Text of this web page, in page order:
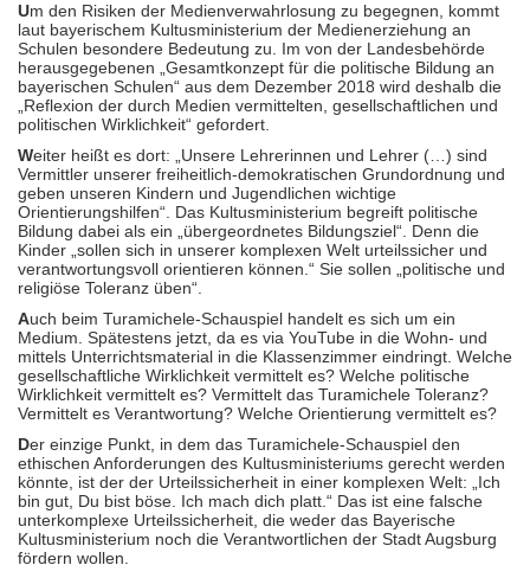
Um den Risiken der Medienverwahrlosung zu begegnen, kommt
laut bayerischem Kultusministerium der Medienerziehung an
Schulen besondere Bedeutung zu. Im von der Landesbehörde
herausgegebenen „Gesamtkonzept für die politische Bildung an
bayerischen Schulen“ aus dem Dezember 2018 wird deshalb die
„Reflexion der durch Medien vermittelten, gesellschaftlichen und
politischen Wirklichkeit“ gefordert.
Weiter heißt es dort: „Unsere Lehrerinnen und Lehrer (…) sind
Vermittler unserer freiheitlich-demokratischen Grundordnung und
geben unseren Kindern und Jugendlichen wichtige
Orientierungshilfen“. Das Kultusministerium begreift politische
Bildung dabei als ein „übergeordnetes Bildungsziel“. Denn die
Kinder „sollen sich in unserer komplexen Welt urteilssicher und
verantwortungsvoll orientieren können.“ Sie sollen „politische und
religiöse Toleranz üben“.
Auch beim Turamichele-Schauspiel handelt es sich um ein
Medium. Spätestens jetzt, da es via YouTube in die Wohn- und
mittels Unterrichtsmaterial in die Klassenzimmer eindringt. Welche
gesellschaftliche Wirklichkeit vermittelt es? Welche politische
Wirklichkeit vermittelt es? Vermittelt das Turamichele Toleranz?
Vermittelt es Verantwortung? Welche Orientierung vermittelt es?
Der einzige Punkt, in dem das Turamichele-Schauspiel den
ethischen Anforderungen des Kultusministeriums gerecht werden
könnte, ist der der Urteilssicherheit in einer komplexen Welt: „Ich
bin gut, Du bist böse. Ich mach dich platt.“ Das ist eine falsche
unterkomplexe Urteilssicherheit, die weder das Bayerische
Kultusministerium noch die Verantwortlichen der Stadt Augsburg
fördern wollen.